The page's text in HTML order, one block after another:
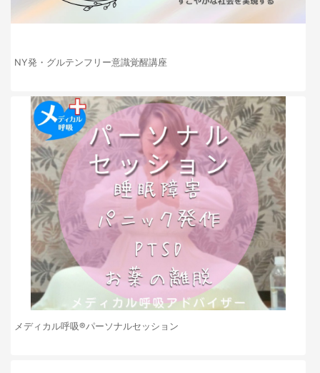
NY発・グルテンフリー意識覚醒講座
メディカル呼吸®︎パーソナルセッション